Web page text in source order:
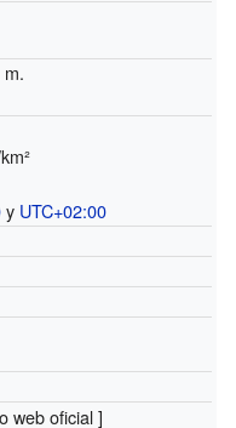
y UTC+02:00
web oficial ]